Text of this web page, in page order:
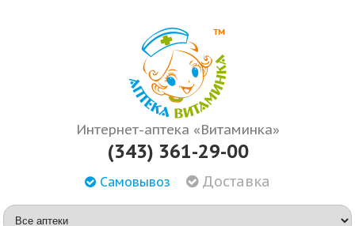
Интернет-аптека «Витаминка»
(343) 361-29-00
Самовывоз Доставка